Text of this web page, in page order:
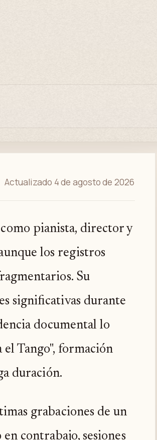
Actualizado 4 de agosto de 2026
pianista, director y
los registros
Su
significativas durante
documental lo
Tango", formación
duración.
grabaciones de un
en contrabajo, sesiones